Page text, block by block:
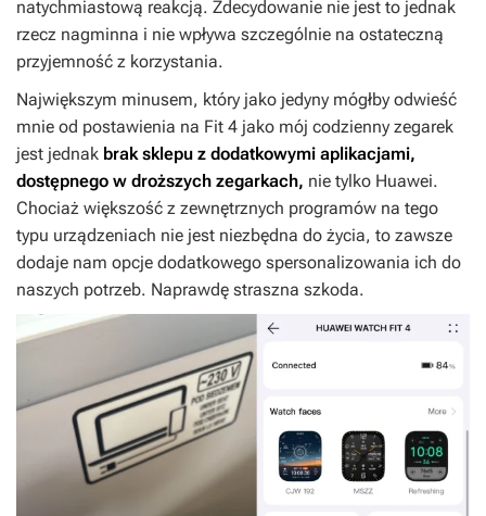
natychmiastową reakcją. Zdecydowanie nie jest to jednak
rzecz nagminna i nie wpływa szczególnie na ostateczną
przyjemność z korzystania.
Największym minusem, który jako jedyny mógłby odwieść
mnie od postawienia na Fit 4 jako mój codzienny zegarek
jest jednak brak sklepu z dodatkowymi aplikacjami,
dostępnego w droższych zegarkach, nie tylko Huawei.
Chociaż większość z zewnętrznych programów na tego
typu urządzeniach nie jest niezbędna do życia, to zawsze
dodaje nam opcje dodatkowego spersonalizowania ich do
naszych potrzeb. Naprawdę straszna szkoda.